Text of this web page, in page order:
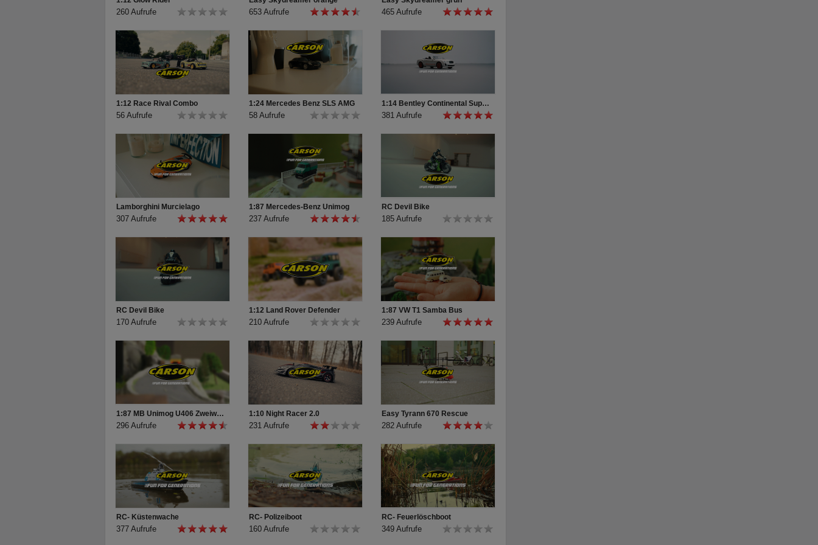
260 Aufrufe 653 Aufrufe 465 Aufrufe
1:12 Race Rival Combo
56 Aufrufe
1:24 Mercedes Benz SLS AMG
58 Aufrufe
1:14 Bentley Continental Supersports ISR
381 Aufrufe
Lamborghini Murcielago
307 Aufrufe
1:87 Mercedes-Benz Unimog
237 Aufrufe
RC Devil Bike
185 Aufrufe
RC Devil Bike
170 Aufrufe
1:12 Land Rover Defender
210 Aufrufe
1:87 VW T1 Samba Bus
239 Aufrufe
1:87 MB Unimog U406 Zweiwegefahrzeug
296 Aufrufe
1:10 Night Racer 2.0
231 Aufrufe
Easy Tyrann 670 Rescue
282 Aufrufe
RC- Küstenwache
377 Aufrufe
RC- Polizeiboot
160 Aufrufe
RC- Feuerlöschboot
349 Aufrufe